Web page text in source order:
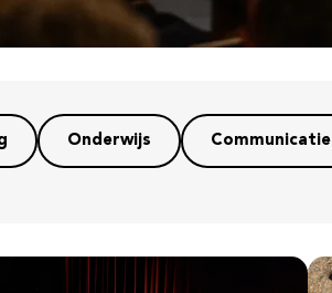
Onderwijs Communicatie